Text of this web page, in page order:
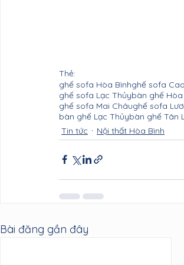
Thẻ:
ghế sofa Hòa Bìnhghế sofa
ghế sofa Lạc Thủybàn ghế Hòa
ghế sofa Mai Châughế sofa
bàn ghế Lạc Thủybàn ghế Tân
Tin tức
Nội thất Hòa Bình
Bài đăng gần đây